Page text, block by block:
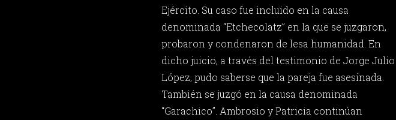
Ejército. Su caso fue incluido en la causa
denominada “Etchecolatz” en la que se juzgaron,
probaron y condenaron de lesa humanidad. En
dicho juicio, a través del testimonio de Jorge Julio
López, pudo saberse que la pareja fue asesinada.
También se juzgó en la causa denominada
“Garachico”. Ambrosio y Patricia continúan